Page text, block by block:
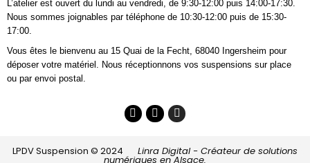
L’atelier est ouvert du lundi au vendredi, de 9:30-12:00 puis 14:00-17:30.
Nous sommes joignables par téléphone de 10:30-12:00 puis de 15:30-
17:00.
Vous êtes le bienvenu au 15 Quai de la Fecht, 68040 Ingersheim pour
déposer votre matériel. Nous réceptionnons vos suspensions sur place
ou par envoi postal.
LPDV Suspension © 2024 Linra Digital - Créateur de solutions
numériques en Alsace.